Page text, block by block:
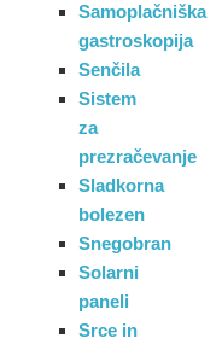
Samoplačniška
gastroskopija
Senčila
Sistem
za
prezračevanje
Sladkorna
bolezen
Snegobran
Solarni
paneli
Srce in